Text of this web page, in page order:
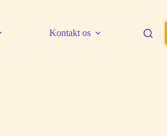
Kontakt os